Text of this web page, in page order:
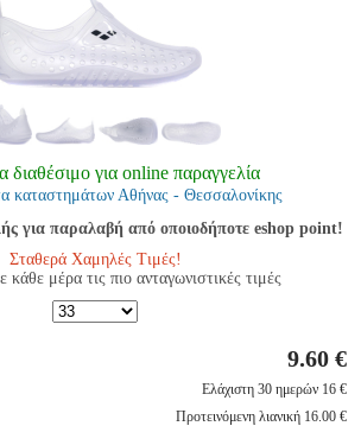
διαθέσιμο για online παραγγελία
καταστημάτων Αθήνας - Θεσσαλονίκης
για παραλαβή από οποιοδήποτε eshop point!
Σταθερά Χαμηλές Τιμές!
κάθε μέρα τις πιο ανταγωνιστικές τιμές
9.60 €
Ελάχιστη 30 ημερών 16 €
Προτεινόμενη λιανική 16.00 €